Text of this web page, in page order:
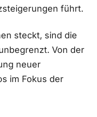
führt.
steckt, sind die
Von ⁣der
neuer
im Fokus der